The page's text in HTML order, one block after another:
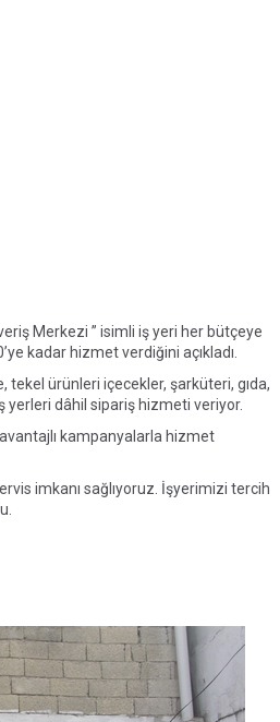
Merkezi ” isimli iş yeri her bütçeye
kadar hizmet verdiğini açıkladı.
tekel ürünleri içecekler, şarküteri, gıda,
yerleri dâhil sipariş hizmeti veriyor.
kampanyalarla hizmet
imkanı sağlıyoruz. İşyerimizi tercih